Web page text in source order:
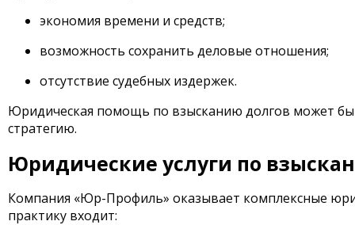
экономия времени и средств;
возможность сохранить деловые отношения;
отсутствие судебных издержек.
Юридическая помощь по взысканию долгов может
стратегию.
Юридические услуги по
Компания «Юр-Профиль» оказывает комплексные
практику входит: